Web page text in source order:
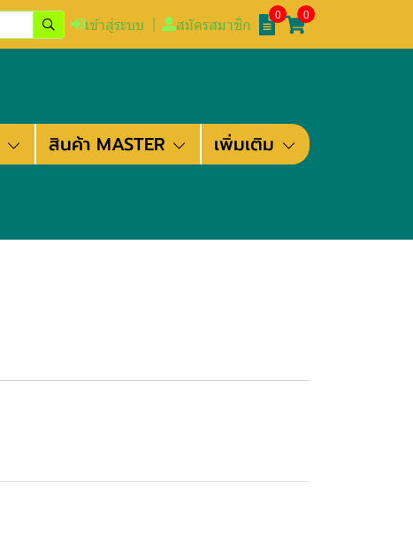
เข้าสู่ระบบ สมัครสมาชิก
0 0
สินค้า MASTER เพิ่มเติม